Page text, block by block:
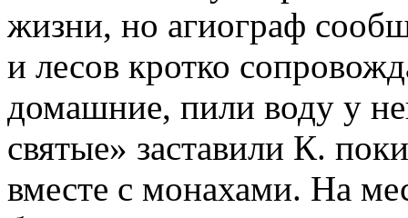
жизни, но агиограф
и лесов кротко
домашние, пили воду у
святые» заставили К.
вместе с монахами. На